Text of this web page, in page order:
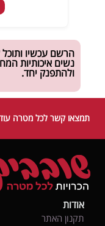
הרשם עכשיו ותוכל
נשים איכותיות
ולהתפנק יחד.
תמצאו קשר לכל מטרה
אודות
תקנון האתר